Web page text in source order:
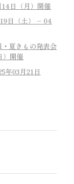
日（月）開催
日（土） – 04
・夏きもの発表会
）開催
年03月21日